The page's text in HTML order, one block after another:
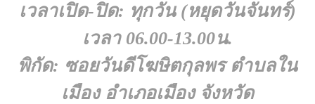
เวลาเปิด-ปิด: ทุกวัน (หยุดวันจันทร์)
เวลา 06.00-13.00น.
พิกัด: ซอยวันดีโฆษิตกุลพร ตำบลใน
เมือง อำเภอเมือง จังหวัด